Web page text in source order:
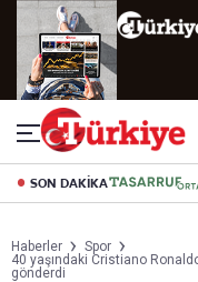
SON DAKİKA
Haberler
Spor
40 yaşındaki Cristiano
gönderdi